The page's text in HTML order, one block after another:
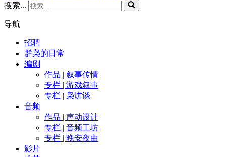
搜索...
导航
招聘
群枭的日常
编剧
作品 | 叙事传情
专栏 | 游戏叙事
专栏 | 枭讲谈
音频
作品 | 声动设计
专栏 | 音频工坊
专栏 | 晚安夜曲
影片